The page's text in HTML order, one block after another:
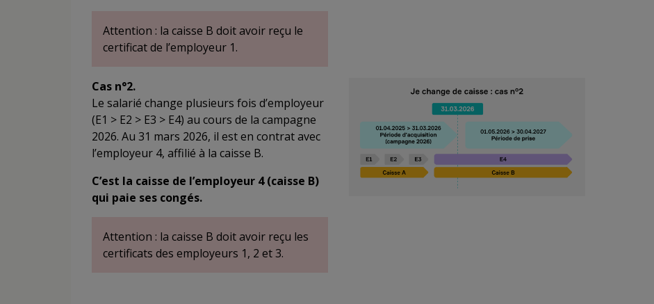
Attention : la caisse B doit avoir reçu le
certificat de l’employeur 1.
Cas n°2.
Le salarié change plusieurs fois d’employeur
(E1 > E2 > E3 > E4) au cours de la campagne
2026. Au 31 mars 2026, il est en contrat avec
l’employeur 4, affilié à la caisse B.
C’est la caisse de l’employeur 4 (caisse B)
qui paie ses congés.
Attention : la caisse B doit avoir reçu les
certificats des employeurs 1, 2 et 3.